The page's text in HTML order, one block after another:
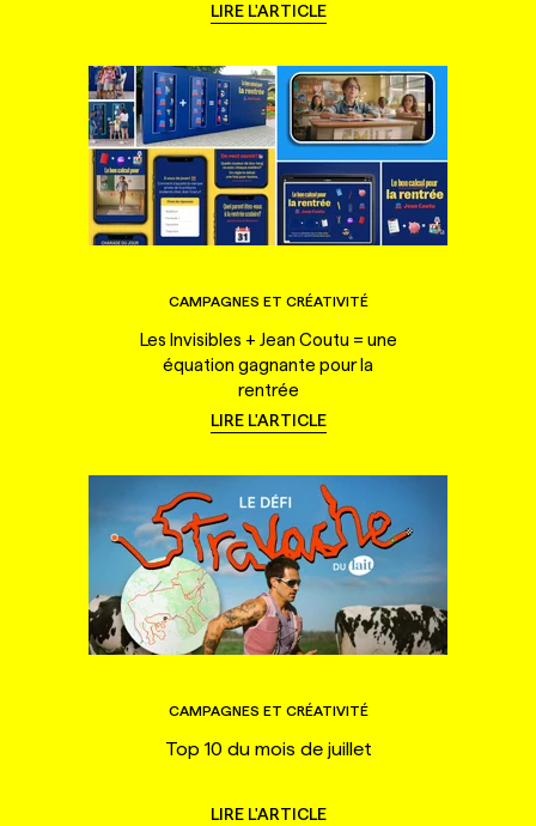
LIRE L'ARTICLE
CAMPAGNES ET CRÉATIVITÉ
Les Invisibles + Jean Coutu = une
équation gagnante pour la
rentrée
LIRE L'ARTICLE
CAMPAGNES ET CRÉATIVITÉ
Top 10 du mois de juillet
LIRE L'ARTICLE